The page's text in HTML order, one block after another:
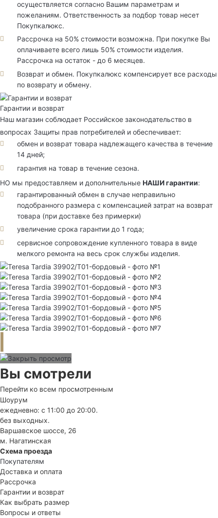
осуществляется согласно Вашим параметрам и
пожеланиям. Ответственность за подбор товар несет
Покупкалюкс.
Рассрочка на 50% стоимости возможна. При покупке Вы
оплачиваете всего лишь 50% стоимости изделия.
Рассрочка на остаток - до 6 месяцев.
Возврат и обмен. Покупкалюкс компенсирует все расходы
по возврату и обмену.
Гарантии и возврат
Наш магазин соблюдает Российское законодательство в
вопросах Защиты прав потребителей и обеспечивает:
обмен и возврат товара надлежащего качества в течение
14 дней;
гарантия на товар в течение сезона.
НО мы предоставляем и дополнительные НАШИ гарантии:
гарантированный обмен в случае неправильно
подобранного размера с компенсацией затрат на возврат
товара (при доставке без примерки)
увеличение срока гарантии до 1 года;
сервисное сопровождение купленного товара в виде
мелкого ремонта на весь срок службы изделия.
Вы смотрели
Перейти ко всем просмотренным
Шоурум
ежедневно: с 11:00 до 20:00.
без выходных.
Варшавское шоссе, 26
м. Нагатинская
Схема проезда
Покупателям
Доставка и оплата
Рассрочка
Гарантии и возврат
Как выбрать размер
Вопросы и ответы